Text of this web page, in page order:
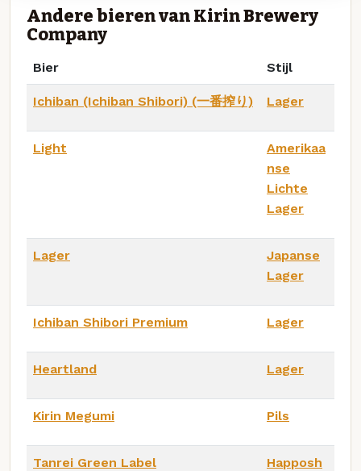
Andere bieren van Kirin Brewery
Company
Bier Stijl
Ichiban (Ichiban Shibori) (一番搾り) Lager
Light
Amerikaa
nse
Lichte
Lager
Lager
Japanse
Lager
Ichiban Shibori Premium Lager
Heartland Lager
Kirin Megumi Pils
Tanrei Green Label
Happosh